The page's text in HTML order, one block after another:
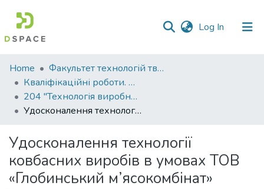
Log In (current)
Communities
&
Collections
All of DSpace
Statistics
Home
Факультет технологій тваринництва та продовольства
Кваліфікаційні роботи. Факультет технологій тваринництва та продовольства
204 "Технологія виробництва і переробки продукції тваринництва" - Магістри 2021-2022
Удосконалення технології ковбасних виробів в умовах ТОВ «Глобинський м’ясокомбінат»
Удосконалення технології
ковбасних виробів в умовах ТОВ
«Глобинський м’ясокомбінат»